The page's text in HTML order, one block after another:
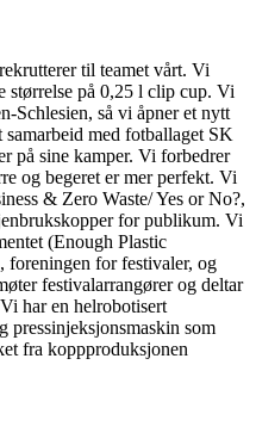
til teamet vårt. Vi
størrelse på 0,25 l clip cup. Vi
Schlesien, så vi åpner et nytt
med fotballaget SK
på sine kamper. Vi forbedrer
og begeret er mer perfekt. Vi
& Zero Waste/ Yes or No?,
for publikum. Vi
(Enough Plastic
for festivaler, og
festivalarrangører og deltar
har en helrobotisert
pressinjeksjonsmaskin som
fra koppproduksjonen